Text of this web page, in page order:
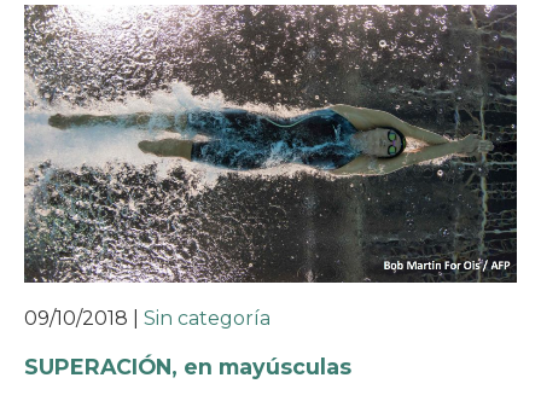
09/10/2018 Sin categoría
SUPERACIÓN, en mayúsculas